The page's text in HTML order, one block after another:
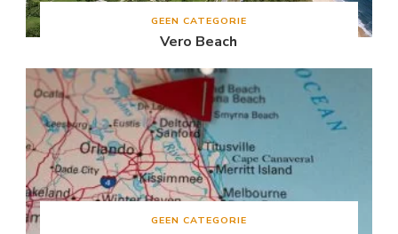
GEEN CATEGORIE
Vero Beach
GEEN CATEGORIE